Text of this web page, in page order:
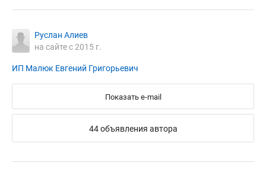
Руслан Алиев
на сайте с 2015 г.
ИП Малюк Евгений Григорьевич
Показать e-mail
44 объявления автора